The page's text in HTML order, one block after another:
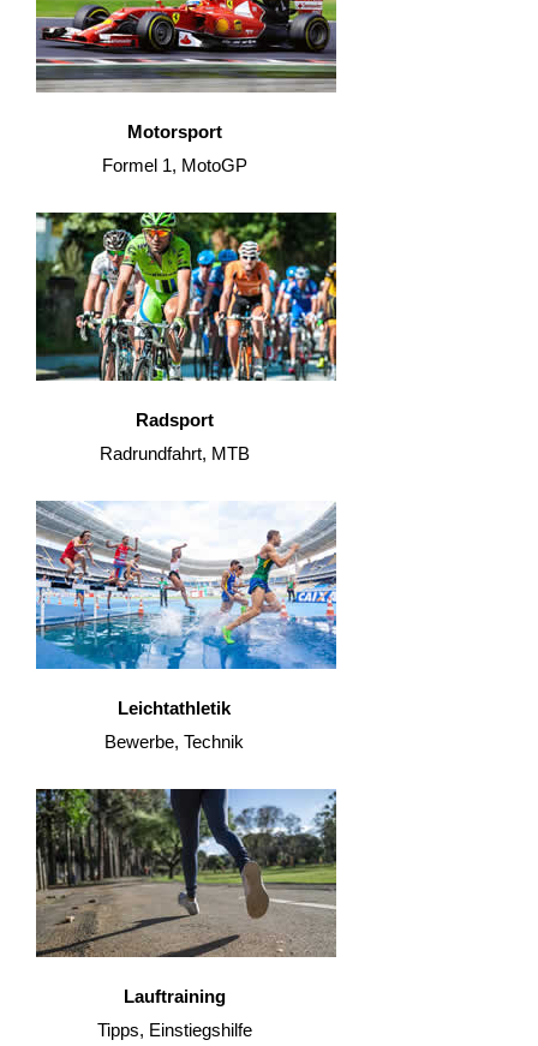
Motorsport
Formel 1, MotoGP
Radsport
Radrundfahrt, MTB
Leichtathletik
Bewerbe, Technik
Lauftraining
Tipps, Einstiegshilfe